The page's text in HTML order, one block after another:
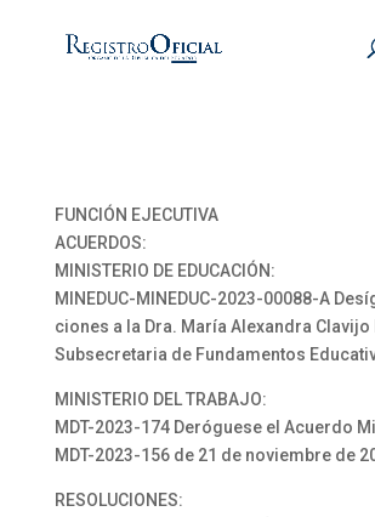
FUNCIÓN EJECUTIVA
ACUERDOS:
MINISTERIO DE EDUCACIÓN:
MINEDUC-MINEDUC-2023-00088-A
ciones a la Dra. María Alexandra Clavijo
Subsecretaria de Fundamentos
MINISTERIO DEL TRABAJO:
MDT-2023-174 Deróguese el Acuerdo
MDT-2023-156 de 21 de noviembre de
RESOLUCIONES: